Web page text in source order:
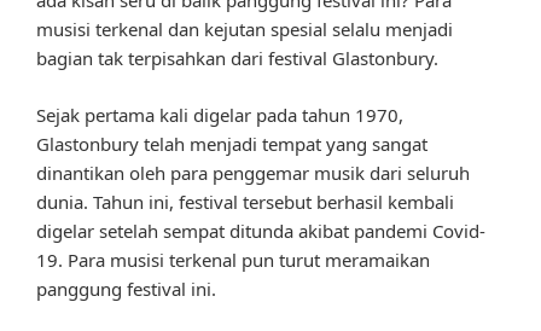
musisi terkenal dan kejutan spesial selalu menjadi
bagian tak terpisahkan dari festival Glastonbury.
Sejak pertama kali digelar pada tahun 1970,
Glastonbury telah menjadi tempat yang sangat
dinantikan oleh para penggemar musik dari seluruh
dunia. Tahun ini, festival tersebut berhasil kembali
digelar setelah sempat ditunda akibat pandemi Covid-
19. Para musisi terkenal pun turut meramaikan
panggung festival ini.